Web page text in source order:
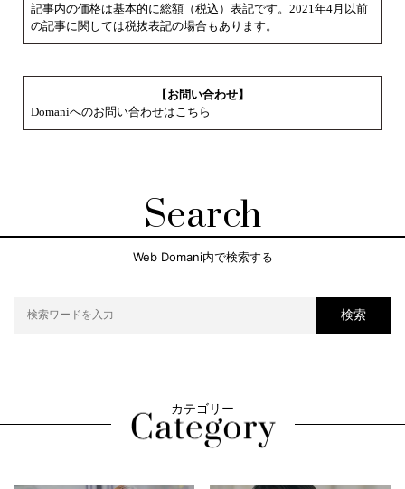
記事内の価格は基本的に総額（税込）表記です。2021年4月以前
の記事に関しては税抜表記の場合もあります。
【お問い合わせ】
Domaniへのお問い合わせはこちら
Search
Web Domani内で検索する
検索
カテゴリー